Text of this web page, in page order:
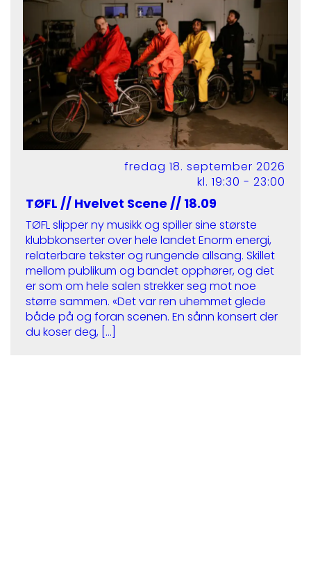
fredag 18. september 2026
kl. 19:30 - 23:00
TØFL // Hvelvet Scene // 18.09
TØFL slipper ny musikk og spiller sine største
klubbkonserter over hele landet Enorm energi,
relaterbare tekster og rungende allsang. Skillet
mellom publikum og bandet opphører, og det
er som om hele salen strekker seg mot noe
større sammen. «Det var ren uhemmet glede
både på og foran scenen. En sånn konsert der
du koser deg, […]